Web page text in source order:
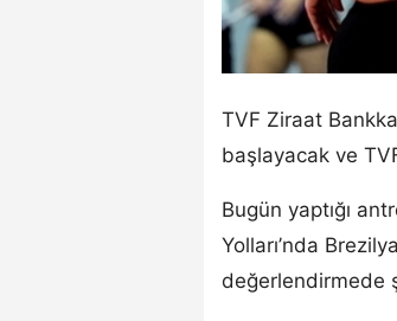
TVF Ziraat
başlayacak ve
Bugün yaptığı
Yolları’nda
değerlendirmede